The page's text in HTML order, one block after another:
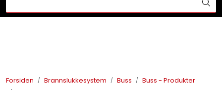
Forsiden Brannslukkesystem Buss
Buss - Produkter